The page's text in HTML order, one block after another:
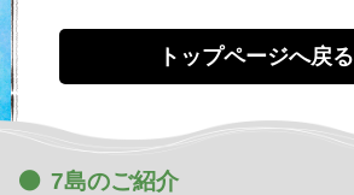
トップページへ戻る
7島のご紹介